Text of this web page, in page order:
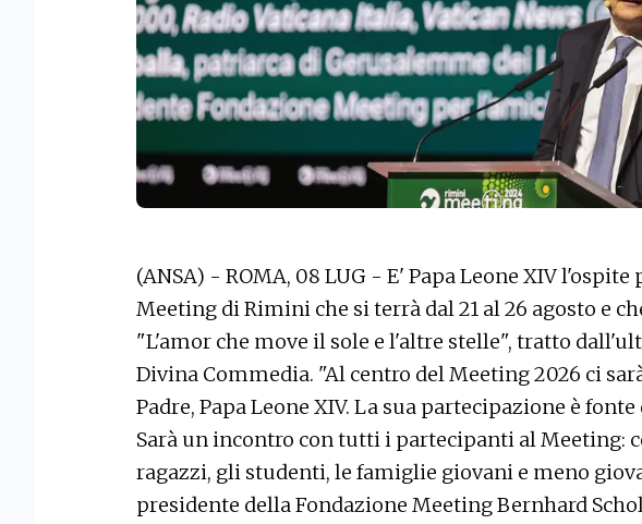
(ANSA) - ROMA, 08 LUG - E' Papa Leone XIV
Meeting di Rimini che si terrà dal 21 al 26 agosto e
"L'amor che move il sole e l'altre stelle", tratto
Divina Commedia. "Al centro del Meeting 2026 ci
Padre, Papa Leone XIV. La sua partecipazione è
Sarà un incontro con tutti i partecipanti al Meeting:
ragazzi, gli studenti, le famiglie giovani e meno
presidente della Fondazione Meeting Bernhard